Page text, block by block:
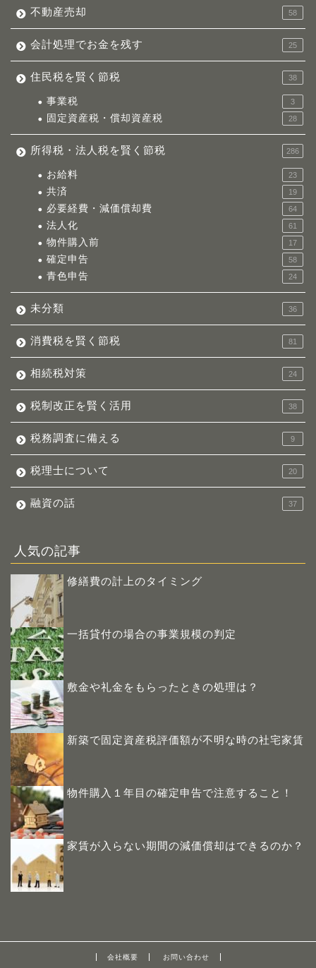
不動産売却 58
会計処理でお金を残す 25
住民税を賢く節税 38
事業税 3
固定資産税・償却資産税 28
所得税・法人税を賢く節税 286
お給料 23
共済 19
必要経費・減価償却費 64
法人化 61
物件購入前 17
確定申告 58
青色申告 24
未分類 36
消費税を賢く節税 81
相続税対策 24
税制改正を賢く活用 38
税務調査に備える 9
税理士について 20
融資の話 37
人気の記事
修繕費の計上のタイミング
一括貸付の場合の事業規模の判定
敷金や礼金をもらったときの処理は？
新築で固定資産税評価額が不明な時の社宅家賃
物件購入１年目の確定申告で注意すること！
家賃が入らない期間の減価償却はできるのか？
会社概要 お問い合わせ